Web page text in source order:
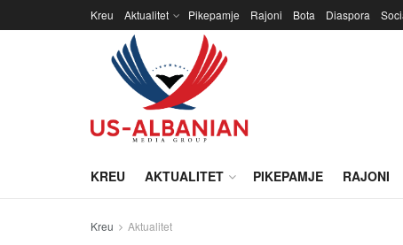
Kreu Aktualitet Pikepamje Rajoni Bota Diaspora
KREU AKTUALITET PIKEPAMJE RAJONI
Kreu Aktualitet